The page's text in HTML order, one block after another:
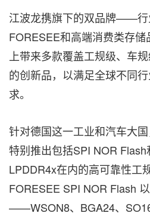
江波龙携旗下的双品牌——行
FORESEE和高端消费类存
上带来多款覆盖工规级、车
的创新品，以满足全球不同
求。
针对德国这一工业和汽车大
特别推出包括SPI NOR
LPDDR4x在内的高可靠性工
FORESEE SPI NOR Flash
——WSON8、BGA24、